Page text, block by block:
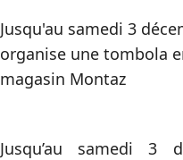
Jusqu'au samedi 3
organise une tombola
magasin Montaz
Jusqu’au samedi 3